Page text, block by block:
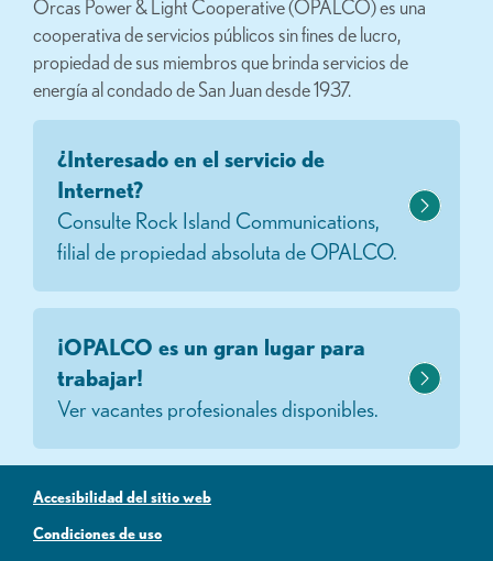
Orcas Power & Light Cooperative (OPALCO) es una
cooperativa de servicios públicos sin fines de lucro,
propiedad de sus miembros que brinda servicios de
energía al condado de San Juan desde 1937.
¿Interesado en el servicio de
Internet?
Consulte Rock Island Communications,
filial de propiedad absoluta de OPALCO.
¡OPALCO es un gran lugar para
trabajar!
Ver vacantes profesionales disponibles.
Accesibilidad del sitio web
Condiciones de uso